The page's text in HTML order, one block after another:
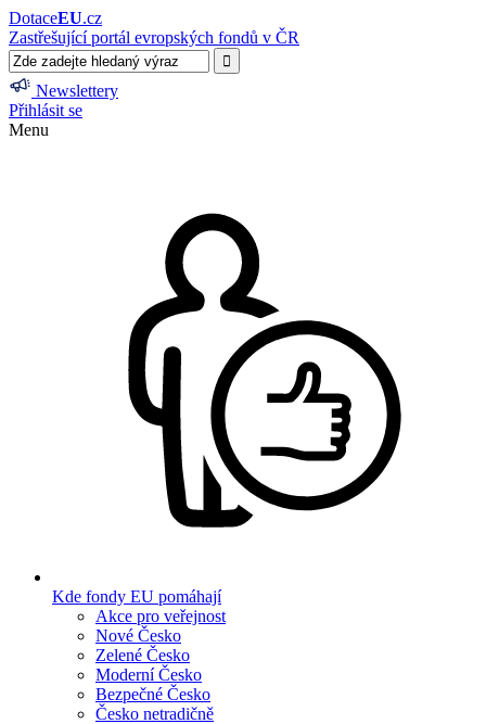
DotaceEU.cz
Zastřešující portál evropských fondů v ČR
Newslettery
Přihlásit se
Menu
Kde fondy EU pomáhají
Akce pro veřejnost
Nové Česko
Zelené Česko
Moderní Česko
Bezpečné Česko
Česko netradičně